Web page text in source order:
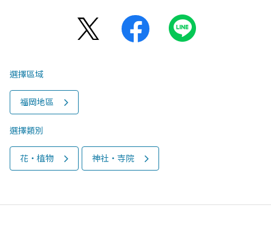
選擇區域
福岡地區
選擇類別
花‧植物 神社‧寺院